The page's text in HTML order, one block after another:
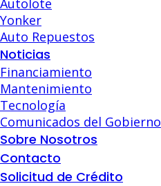
Yonker
Auto Repuestos
Noticias
Financiamiento
Mantenimiento
Tecnología
Comunicados del Gobierno
Sobre Nosotros
Contacto
Solicitud de Crédito